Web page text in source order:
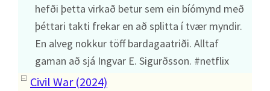
hefði þetta virkað betur sem ein bíómynd með
þéttari takti frekar en að splitta í tvær myndir.
En alveg nokkur töff bardagaatriði. Alltaf
gaman að sjá Ingvar E. Sigurðsson. #netflix
Civil War (2024)